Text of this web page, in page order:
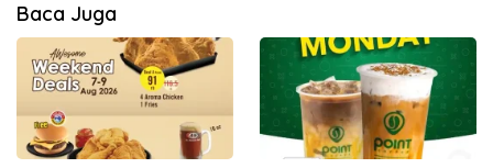
Baca Juga